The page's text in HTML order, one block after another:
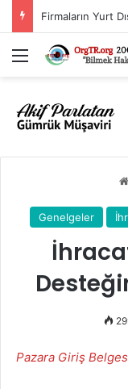
Menü
Genelgeler
Pazara Giriş